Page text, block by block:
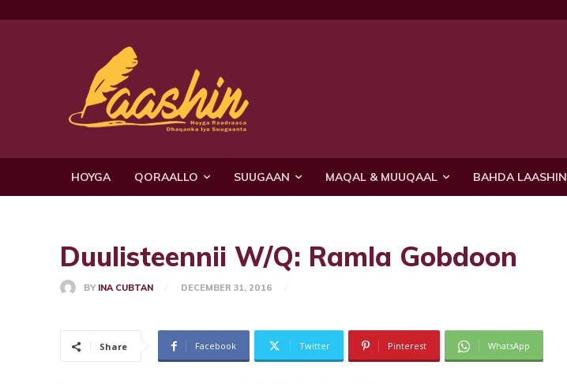
HOYGA QORAALLO SUUGAAN MAQAL & MUUQAAL BAHDA LAASHIN
Duulisteennii W/Q: Ramla Gobdoon
BY INA CUBTAN DECEMBER 31, 2016
Share Facebook Twitter Pinterest WhatsApp